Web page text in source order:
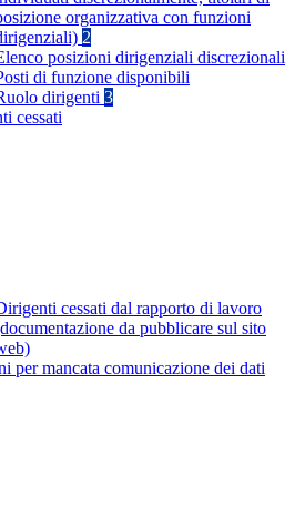
organizzativa con funzioni
2
posizioni dirigenziali discrezionali
di funzione disponibili
dirigenti 3
cessati
cessati dal rapporto di lavoro
da pubblicare sul sito
per mancata comunicazione dei dati